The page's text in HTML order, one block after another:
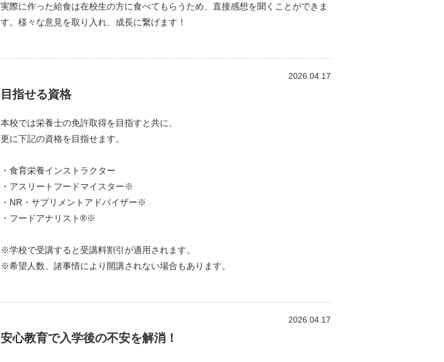
実際に作った給食は在校生の方に食べてもらうため、直接感想を聞くことができま
す。様々な意見を取り入れ、成長に繋げます！
2026.04.17
目指せる資格
本校では栄養士の免許取得を目指すと共に、
更に下記の資格を目指せます。
・食育栄養インストラクター
・アスリートフードマイスター※
・NR・サプリメントアドバイザー※
・フードアナリスト®※
※学校で受講すると受講料割引が適用されます。
※希望人数、諸事情により開講されない場合もあります。
2026.04.17
安心教育で入学後の不安を解消！